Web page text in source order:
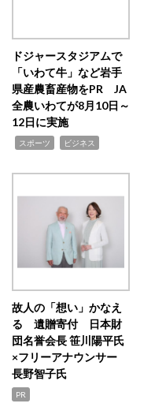
ドジャースタジアムで
「いわて牛」など岩手
県産農畜産物をPR JA
全農いわてが8月10日～
12日に実施
スポーツ ビジネス
故人の「想い」かなえ
る 遺贈寄付 日本財
団名誉会長 笹川陽平氏
×フリーアナウンサー
長野智子氏
PR